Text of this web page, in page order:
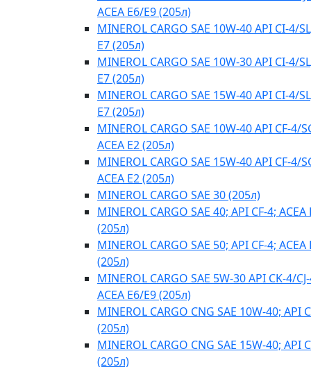
ACEA E6/E9 (205л)
MINEROL CARGO SAE 10W-40 API CI-4/
E7 (205л)
MINEROL CARGO SAE 10W-30 API CI-4/
E7 (205л)
MINEROL CARGO SAE 15W-40 API CI-4/
E7 (205л)
MINEROL CARGO SAE 10W-40 API CF-4/
ACEA E2 (205л)
MINEROL CARGO SAE 15W-40 API CF-4/
ACEA E2 (205л)
MINEROL CARGO SAE 30 (205л)
MINEROL CARGO SAE 40; API CF-4; ACEA
(205л)
MINEROL CARGO SAE 50; API CF-4; ACEA
(205л)
MINEROL CARGO SAE 5W-30 API CK-4/
ACEA E6/E9 (205л)
MINEROL CARGO CNG SAE 10W-40; API
(205л)
MINEROL CARGO CNG SAE 15W-40; API
(205л)